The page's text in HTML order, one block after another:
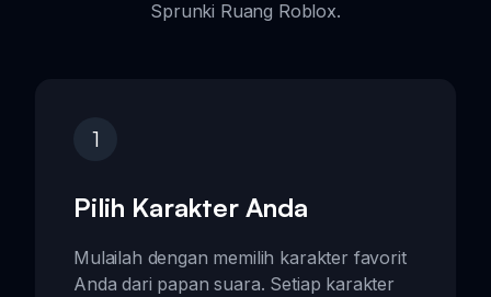
Sprunki Ruang Roblox.
1
Pilih Karakter Anda
Mulailah dengan memilih karakter favorit
Anda dari papan suara. Setiap karakter